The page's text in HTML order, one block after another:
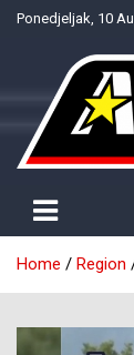
SkipPonedjeljak, 10
NTV
Home Region